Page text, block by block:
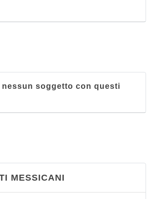
nessun soggetto con questi
MESSICANI